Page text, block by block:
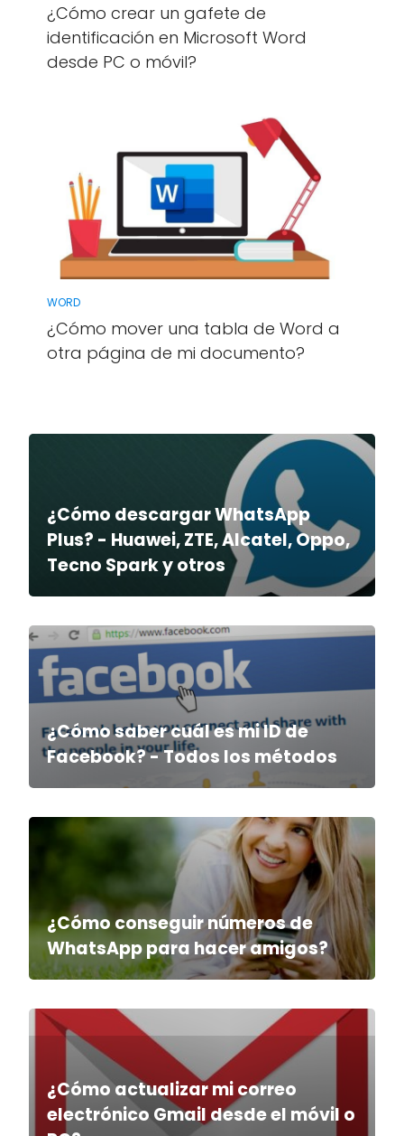
¿Cómo crear un gafete de
identificación en Microsoft Word
desde PC o móvil?
WORD
¿Cómo mover una tabla de Word a
otra página de mi documento?
¿Cómo descargar WhatsApp
Plus? - Huawei, ZTE, Alcatel, Oppo,
Tecno Spark y otros
¿Cómo saber cuál es mi ID de
Facebook? - Todos los métodos
¿Cómo conseguir números de
WhatsApp para hacer amigos?
¿Cómo actualizar mi correo
electrónico Gmail desde el móvil o